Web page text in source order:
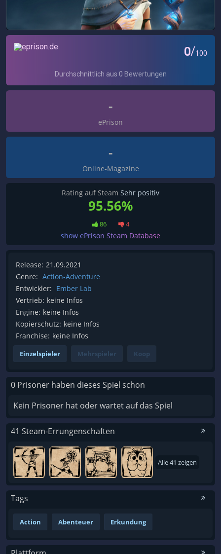
-
ePrison
-
Online-Magazine
Rating auf Steam Sehr positiv
95.56%
86 4
show ePrison Steam Database
Release: 21.09.2021
Genre: Action-Adventure
Entwickler: Ember Lab
Vertrieb: keine Infos
Engine: keine Infos
Kopierschutz: keine Infos
Franchise: keine Infos
Einzelspieler Mehrspieler Koop
0 Prisoner haben dieses Spiel schon
Kein Prisoner hat oder wartet auf das Spiel
41 Steam-Errungenschaften
Alle 41 zeigen
Tags
Action Abenteuer Erkundung